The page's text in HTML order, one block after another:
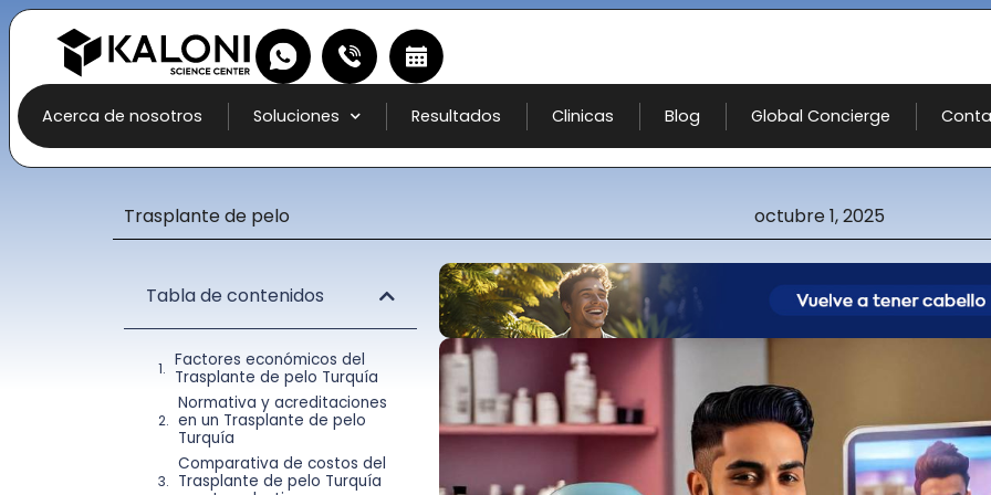
Acerca de nosotros Soluciones Resultados Clinicas Blog Global Concierge
Trasplante de pelo octubre 1, 2025
Tabla de contenidos
Factores económicos del
Trasplante de pelo Turquía
Normativa y acreditaciones
en un Trasplante de pelo
Turquía
Comparativa de costos del
Trasplante de pelo Turquía